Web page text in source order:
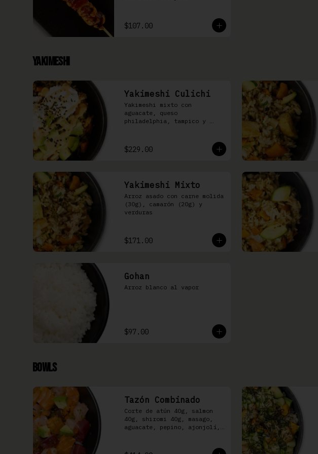
$107.00
Yakimeshi
Yakimeshi Culichi
Yakimeshi mixto con
aguacate, queso
philadelphia, tampico y
$229.00
Yakimeshi Mixto
Arroz asado con carne molida
(30g), camarón (20g) y
verduras
$171.00
Gohan
Arroz blanco al vapor
$97.00
Bowls
Tazón Combinado
Corte de atún 40g, salmon
40g, shiromi 40g, masago,
aguacate, pepino, ajonjolí,